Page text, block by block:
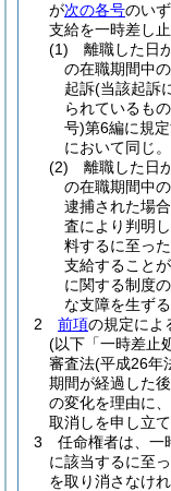
が次の各号のい
支給を一時差し
(1)
離職した日
の在職期間中
起訴(当該起訴
られているも
号)第6編に規
において同じ
(2)
離職した日
の在職期間中
逮捕された場
査により判明
料するに至っ
支給すること
に関する制度
な支障を生ず
2
前項の規定によ
(以下「一時差止
審査法(平成26年
期間が経過した
の変化を理由に
取消しを申し立
3
任命権者は、一
に該当するに至
を取り消さなけ